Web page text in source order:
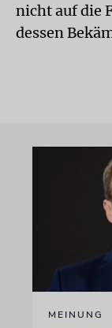
nicht auf die
dessen
MEINUNG